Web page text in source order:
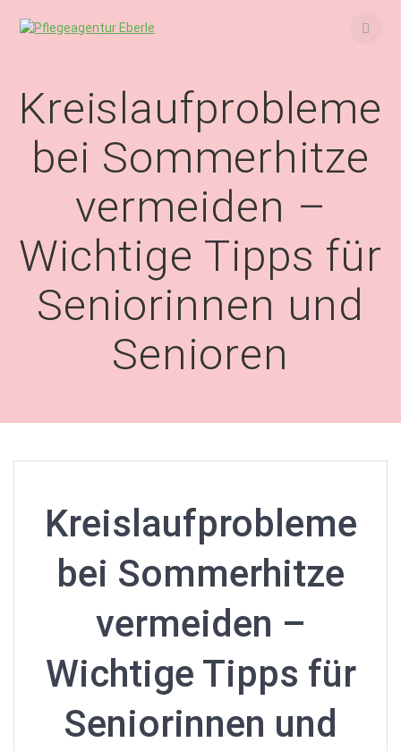
Kreislaufprobleme
bei Sommerhitze
vermeiden –
Wichtige Tipps für
Seniorinnen und
Senioren
Kreislaufprobleme
bei Sommerhitze
vermeiden –
Wichtige Tipps für
Seniorinnen und